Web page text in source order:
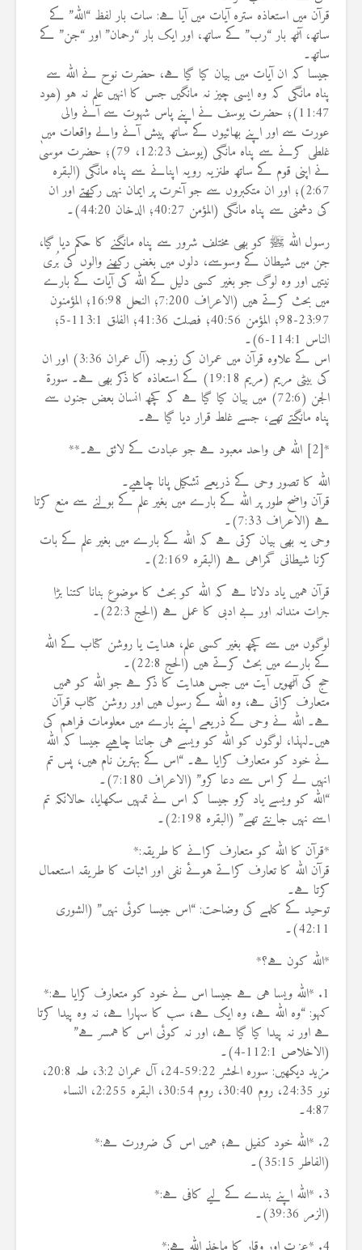
قرآن میں استعاذہ سترہ آیات میں آیا ہے: سات بار لفظ “اللہ” کے
ساتھ، آٹھ بار “رب” کے ساتھ، اور ایک بار “رحمان” اور “جن” کے
ساتھ۔
جیسا کہ ان آیات میں بیان کیا گیا ہے، حضرت نوح نے اللہ سے
پناہ مانگی کہ وہ ایسی چیز نہ مانگیں جس کا انہیں علم نہ ہو (ھود
11:47)؛ حضرت یوسف نے اپنے پاس شہوت سے آنے والی
عورت سے اور اپنے بھائیوں کے ساتھ پیش آنے والے واقعات میں
غلطی کرنے سے پناہ مانگی (یوسف 12:23، 79)؛ حضرت موسیٰ
نے اپنی قوم کے ساتھ طنزیہ رویہ اپنانے سے پناہ مانگی (البقرہ
2:67)؛ اور ان متکبروں سے جو آخرت پر ایمان نہیں رکھتے اور ان
کی دشمنی سے پناہ مانگی (المؤمن 40:27؛ الدخان 44:20)۔
رسول اللہ ﷺ کو بھی مختلف شرور سے پناہ مانگنے کا حکم دیا گیا،
جن میں شیطان کے وسوسے، دلوں میں بغض رکھنے والوں کی بُری
نیتیں اور وہ لوگ جو بغیر کسی دلیل کے اللہ کی آیات کے بارے
میں بحث کرتے ہیں (الاعراف 7:200؛ النحل 16:98؛ المؤمنون
23:97-98؛ المؤمن 40:56؛ فصلت 41:36؛ الفلق 113:1-5؛
الناس 114:1-6)۔
اس کے علاوہ قرآن میں عمران کی زوجہ (آل عمران 3:36) اور ان
کی بیٹی مریم (مریم 19:18) کے استعاذہ کا ذکر بھی ہے۔ سورۃ
الجن (72:6) میں بیان کیا گیا ہے کہ کچھ انسان بعض جنوں سے
پناہ مانگتے تھے، جسے غلط قرار دیا گیا ہے۔
*[2] اللہ ہی واحد معبود ہے جو عبادت کے لائق ہے۔**
اللہ کا تصور وحی کے ذریعے تشکیل پانا چاہیے۔
قرآن واضح طور پر اللہ کے بارے میں بغیر علم کے بولنے سے منع کرتا
ہے (الاعراف 7:33)۔
وحی یہ بھی بیان کرتی ہے کہ اللہ کے بارے میں بغیر علم کے بات
کرنا شیطانی گمراہی ہے (البقرہ 2:169)۔
قرآن ہمیں یاد دلاتا ہے کہ اللہ کو بحث کا موضوع بنانا کتنا بڑا
جرات مندانہ اور بے ادبی کا عمل ہے (الحج 22:3)۔
لوگوں میں سے کچھ بغیر کسی علم، ہدایت یا روشن کتاب کے اللہ
کے بارے میں بحث کرتے ہیں (الحج 22:8)۔
حج کی آٹھویں آیت میں جس ہدایت کا ذکر ہے جو اللہ کو ہمیں
متعارف کراتی ہے، وہ اللہ کے رسول ہیں اور روشن کتاب قرآن
ہے۔ اللہ نے وحی کے ذریعے اپنے بارے میں معلومات فراہم کی
ہیں۔لہذا، لوگوں کو اللہ کو ویسے ہی جاننا چاہیے جیسا کہ اللہ
نے خود کو متعارف کرایا ہے۔ “اس کے بہترین نام ہیں، پس تم
انہیں لے کر اس سے دعا کرو” (الاعراف 7:180)۔
“اللہ کو ویسے یاد کرو جیسا کہ اس نے تمہیں سکھایا، حالانکہ تم
اسے نہیں جانتے تھے” (البقرہ 2:198)۔
*قرآن کا اللہ کو متعارف کرانے کا طریقہ:*
قرآن اللہ کا تعارف کراتے ہوئے نفی اور اثبات کا طریقہ استعمال
کرتا ہے۔
توحید کے کلمے کی وضاحت: “اس جیسا کوئی نہیں” (الشوری
42:11)۔
*اللہ کون ہے؟*
1. *اللہ ویسا ہی ہے جیسا اس نے خود کو متعارف کرایا ہے:*
کہو: “وہ اللہ ہے، وہ ایک ہے، سب کا سہارا ہے، نہ وہ پیدا کرتا
ہے اور نہ پیدا کیا گیا ہے، اور نہ کوئی اس کا ہمسر ہے”
(الاخلاص 112:1-4)۔
مزید دیکھیں: سورہ الحشر 59:22-24، آل عمران 3:2، طہ 20:8،
نور 24:35، روم 30:40، روم 30:54، البقرہ 2:255، النساء
4:87۔
2. *اللہ خود کفیل ہے؛ ہمیں اس کی ضرورت ہے:*
(الفاطر 35:15)۔
3. *اللہ اپنے بندے کے لیے کافی ہے:*
(الزمر 39:36)۔